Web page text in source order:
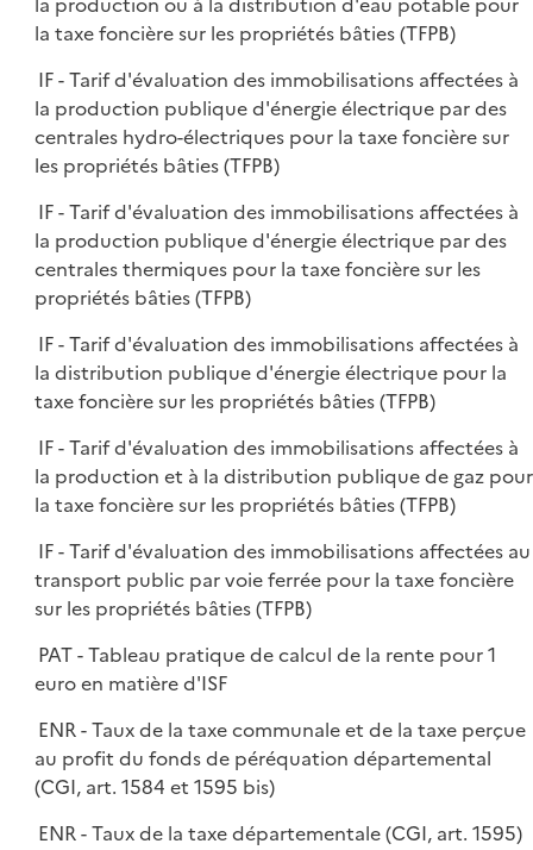
la taxe foncière sur les propriétés bâties (TFPB)
IF - Tarif d'évaluation des immobilisations affectées à
la production publique d'énergie électrique par des
centrales hydro-électriques pour la taxe foncière sur
les propriétés bâties (TFPB)
IF - Tarif d'évaluation des immobilisations affectées à
la production publique d'énergie électrique par des
centrales thermiques pour la taxe foncière sur les
propriétés bâties (TFPB)
IF - Tarif d'évaluation des immobilisations affectées à
la distribution publique d'énergie électrique pour la
taxe foncière sur les propriétés bâties (TFPB)
IF - Tarif d'évaluation des immobilisations affectées à
la production et à la distribution publique de gaz pour
la taxe foncière sur les propriétés bâties (TFPB)
IF - Tarif d'évaluation des immobilisations affectées au
transport public par voie ferrée pour la taxe foncière
sur les propriétés bâties (TFPB)
PAT - Tableau pratique de calcul de la rente pour 1
euro en matière d'ISF
ENR - Taux de la taxe communale et de la taxe perçue
au profit du fonds de péréquation départemental
(CGI, art. 1584 et 1595 bis)
ENR - Taux de la taxe départementale (CGI, art. 1595)